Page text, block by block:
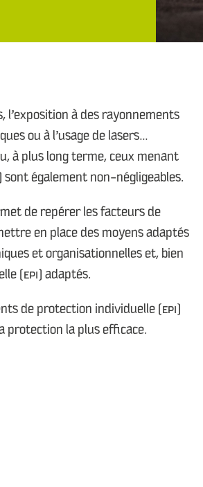
l’exposition à des rayonnements
ou à l’usage de lasers…
à plus long terme, ceux menant
également non-négligeables.
de repérer les facteurs de
en place des moyens adaptés
et organisationnelles et, bien
(EPI) adaptés.
de protection individuelle (EPI)
protection la plus efficace.